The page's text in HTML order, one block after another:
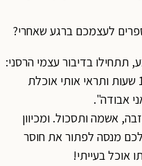
לעצמכם ברגע שאחרי?
בדיבור עצמי הרסני:
"הנה, שוב הרסתי. הבטחתי שאצום 16 שעות ותראי אותי אוכלת
אשמה ותסכול. ומכיוון
מנסה לפתור את חוסר
אוכל בעייתי!